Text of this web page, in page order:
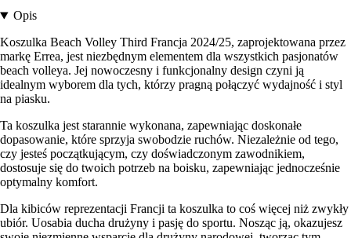
Opis
Koszulka Beach Volley Third Francja 2024/25, zaprojektowana przez
markę Errea, jest niezbędnym elementem dla wszystkich pasjonatów
beach volleya. Jej nowoczesny i funkcjonalny design czyni ją
idealnym wyborem dla tych, którzy pragną połączyć wydajność i styl
na piasku.
Ta koszulka jest starannie wykonana, zapewniając doskonałe
dopasowanie, które sprzyja swobodzie ruchów. Niezależnie od tego,
czy jesteś początkującym, czy doświadczonym zawodnikiem,
dostosuje się do twoich potrzeb na boisku, zapewniając jednocześnie
optymalny komfort.
Dla kibiców reprezentacji Francji ta koszulka to coś więcej niż zwykły
ubiór. Uosabia ducha drużyny i pasję do sportu. Nosząc ją, okazujesz